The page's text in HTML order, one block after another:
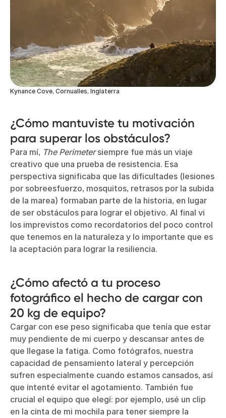
Kynance Cove, Cornualles, Inglaterra
¿Cómo mantuviste tu motivación
para superar los obstáculos?
Para mí, The Perimetersiempre fue más un viaje
creativo que una prueba de resistencia. Esa
perspectiva significaba que las dificultades (lesiones
por sobreesfuerzo, mosquitos, retrasos por la subida
de la marea) formaban parte de la historia, en lugar
de ser obstáculos para lograr el objetivo. Al final vi
los imprevistos como recordatorios del poco control
que tenemos en la naturaleza y lo importante que es
la aceptación para lograr la resiliencia.
¿Cómo afectó a tu proceso
fotográfico el hecho de cargar con
20 kg de equipo?
Cargar con ese peso significaba que tenía que estar
muy pendiente de mi cuerpo y descansar antes de
que llegase la fatiga. Como fotógrafos, nuestra
capacidad de pensamiento lateral y percepción
sufren especialmente cuando estamos cansados, así
que intenté evitar el agotamiento. También fue
crucial el equipo que elegí: por ejemplo, usé un clip
en la cinta de mi mochila para tener siempre la